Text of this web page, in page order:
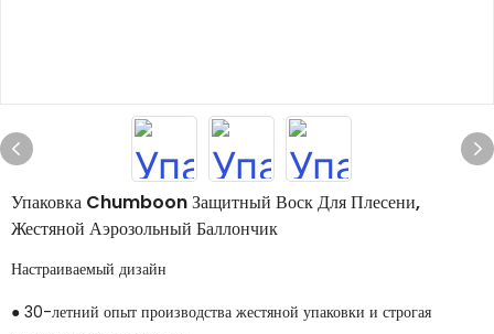
Упаковка Chumboon Защитный Воск Для Плесени,
Жестяной Аэрозольный Баллончик
Настраиваемый дизайн
● 30-летний опыт производства жестяной упаковки и строгая